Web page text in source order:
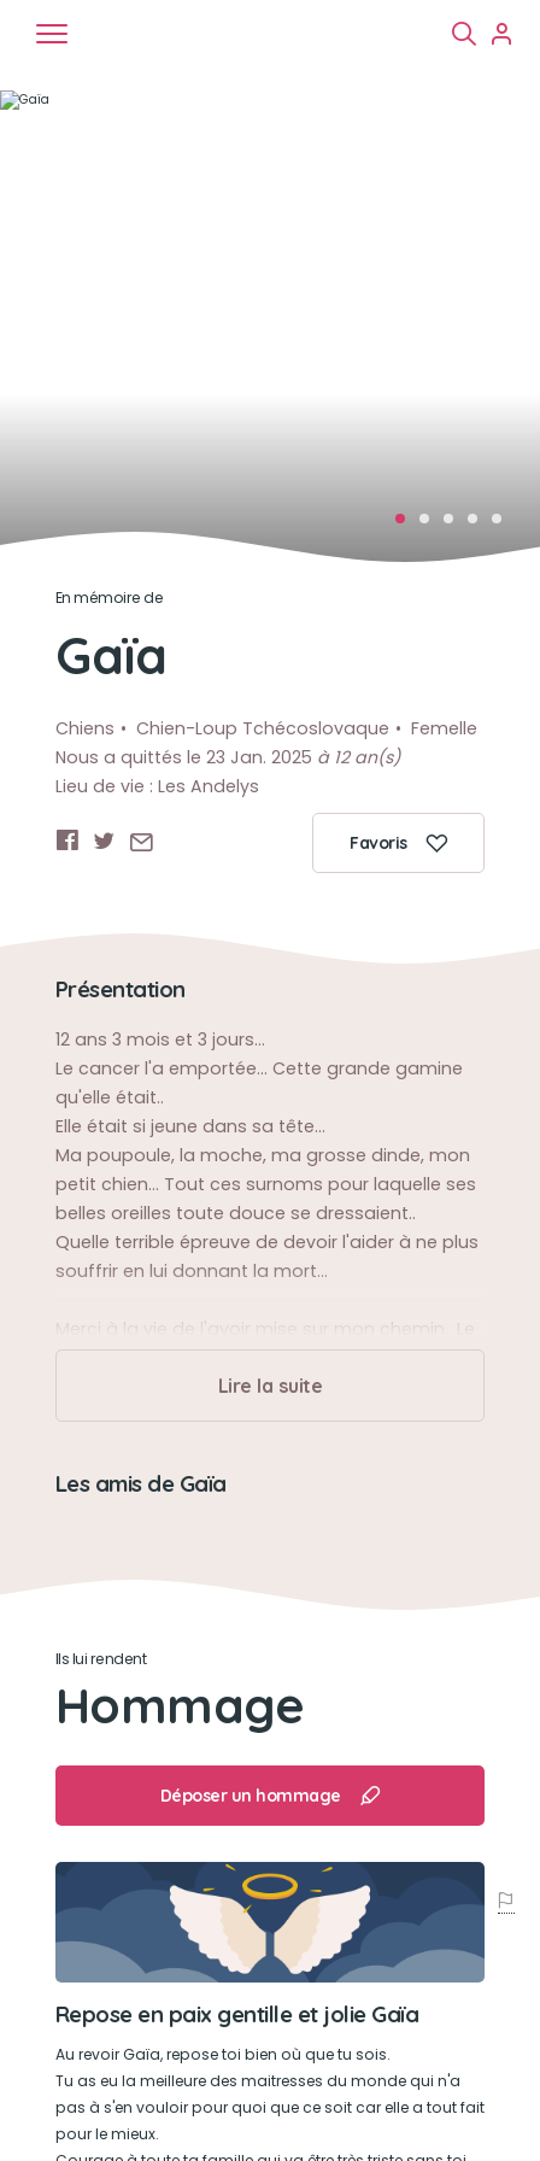
En mémoire de
Gaïa
Chiens Chien-Loup Tchécoslovaque
Femelle
Nous a quittés le 23 Jan. 2025 à 12 an(s)
Lieu de vie : Les Andelys
Favoris
Présentation
12 ans 3 mois et 3 jours...
Le cancer l'a emportée... Cette grande gamine
qu'elle était..
Elle était si jeune dans sa tête...
Ma poupoule, la moche, ma grosse dinde, mon
petit chien... Tout ces surnoms pour laquelle ses
belles oreilles toute douce se dressaient..
Quelle terrible épreuve de devoir l'aider à ne plus
souffrir en lui donnant la mort...
Merci à la vie de l'avoir mise sur mon chemin.. Le
livre se ferme mais je ne cesserais de relire
quelques chapitres...
Sa bêtise préférée
Taquine
Adorable
Tout les jouets qui font pouet
Son loisir préféré
Lire la suite
Les amis de Gaïa
Ils lui rendent
Hommage
Déposer un hommage
Repose en paix gentille et jolie Gaïa
Au revoir Gaïa, repose toi bien où que tu sois.
Tu as eu la meilleure des maitresses du monde qui n'a
pas à s'en vouloir pour quoi que ce soit car elle a tout fait
pour le mieux.